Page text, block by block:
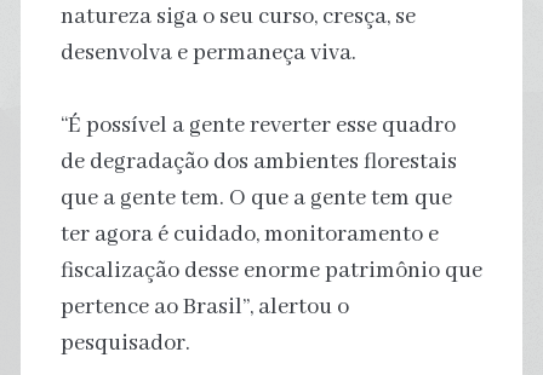
natureza siga o seu curso, cresça, se
desenvolva e permaneça viva.
“É possível a gente reverter esse quadro
de degradação dos ambientes florestais
que a gente tem. O que a gente tem que
ter agora é cuidado, monitoramento e
fiscalização desse enorme patrimônio que
pertence ao Brasil”, alertou o
pesquisador.